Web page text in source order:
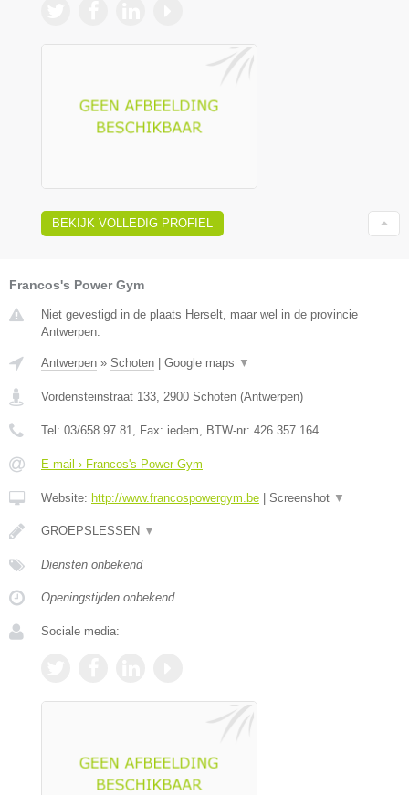
BEKIJK VOLLEDIG PROFIEL
Francos's Power Gym
Niet gevestigd in de plaats Herselt, maar wel in de provincie
Antwerpen.
Antwerpen » Schoten Google maps ▼
Vordensteinstraat 133 2900 Schoten (Antwerpen)
Tel: 03/658.97.81 , Fax: iedem , BTW-nr: 426.357.164
E-mail › Francos's Power Gym
Website: http://www.francospowergym.be Screenshot ▼
GROEPSLESSEN ▼
Diensten onbekend
Openingstijden onbekend
Sociale media: